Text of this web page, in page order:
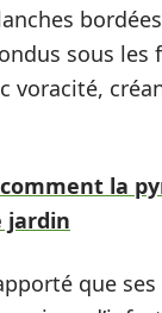
sous les
voracité,
la
jardin
que